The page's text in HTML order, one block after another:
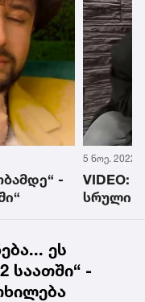
-
4 ნოე. 2022
VIDEO:
მივიდა
ეს
საათში“ -